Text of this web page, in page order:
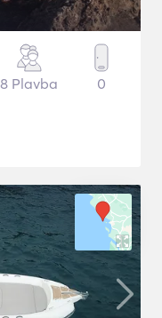
8 Plavba 0